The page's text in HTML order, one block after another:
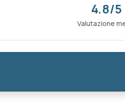
4.8/5
Valutazione